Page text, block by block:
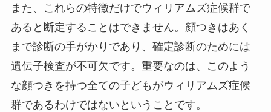
また、これらの特徴だけでウィリアムズ症候群で
あると断定することはできません。顔つきはあく
まで診断の手がかりであり、確定診断のためには
遺伝子検査が不可欠です。重要なのは、このよう
な顔つきを持つ全ての子どもがウィリアムズ症候
群であるわけではないということです。